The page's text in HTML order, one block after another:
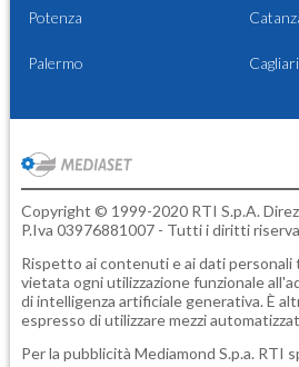
Potenza
Palermo Cagliari
Copyright © 1999-2020 RTI S.p.A.
P.Iva 03976881007 - Tutti i diritti
Rispetto ai contenuti e ai dati
vietata ogni utilizzazione funzionale
di intelligenza artificiale generativa. È
espresso di utilizzare mezzi
Per la pubblicità Mediamond S.p.a. RTI